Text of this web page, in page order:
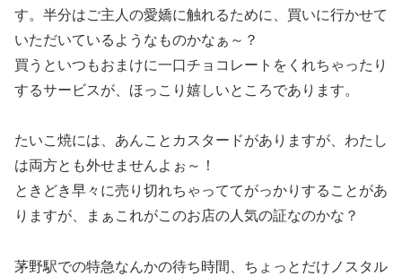
す。半分はご主人の愛嬌に触れるために、買いに行かせて
いただいているようなものかなぁ～？
買うといつもおまけに一口チョコレートをくれちゃったり
するサービスが、ほっこり嬉しいところであります。
たいこ焼には、あんことカスタードがありますが、わたし
は両方とも外せませんよぉ～！
ときどき早々に売り切れちゃっててがっかりすることがあ
りますが、まぁこれがこのお店の人気の証なのかな？
茅野駅での特急なんかの待ち時間、ちょっとだけノスタル